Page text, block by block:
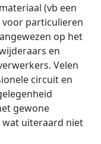
(vb een
particulieren
op het
en
Velen
circuit en
gewone
uiteraard niet